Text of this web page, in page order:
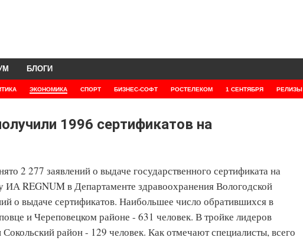
ЭКОНОМИКА СПОРТ БИЗНЕС-СОФТ РОСТЕЛЕКОМ 1 СЕНТЯБРЯ РЕЛИЗЫ
БЛОГИ
1996 сертификатов на
2 277 заявлений о выдаче государственного сертификата на
ИА REGNUM в Департаменте здравоохранения Вологодской
о выдаче сертификатов. Наибольшее число обратившихся в
и Череповецком районе - 631 человек. В тройке лидеров
район - 129 человек. Как отмечают специалисты, всего